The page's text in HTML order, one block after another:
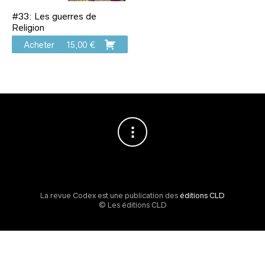
#33: Les guerres de
Religion
Acheter 15,00 €
La revue Codex est une publication des éditions CLD
© Les éditions CLD